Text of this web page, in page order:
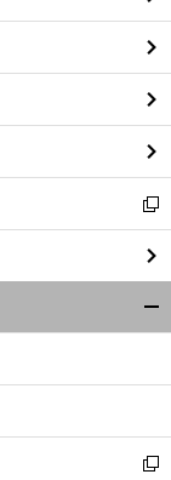
る
ウ
ィ
ン
ド
ウ
で
開
く
新
し
い
ウ
ィ
ン
ウ
開
く
新